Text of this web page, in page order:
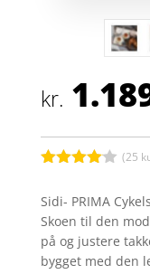
kr.
ud af 5
baseret
på
kundebed
ømmelse
(25
Sidi- PRIMA
Skoen til den
på og justere
bygget med den